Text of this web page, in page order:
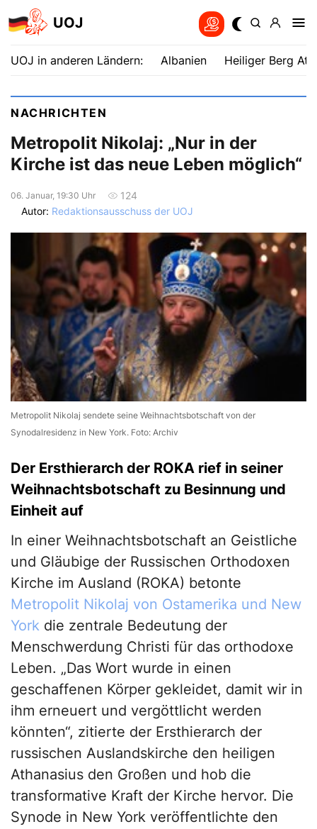
UOJ
UOJ in anderen Ländern: Albanien Heiliger Berg
NACHRICHTEN
Metropolit Nikolaj: „Nur in der
Kirche ist das neue Leben möglich“
06. Januar, 19:30 Uhr
124
Autor: Redaktionsausschuss der UOJ
Metropolit Nikolaj sendete seine Weihnachtsbotschaft von der
Synodalresidenz in New York. Foto: Archiv
Der Ersthierarch der ROKA rief in seiner
Weihnachtsbotschaft zu Besinnung und
Einheit auf
In einer Weihnachtsbotschaft an Geistliche
und Gläubige der Russischen Orthodoxen
Kirche im Ausland (ROKA) betonte
Metropolit Nikolaj von Ostamerika und New
York die zentrale Bedeutung der
Menschwerdung Christi für das orthodoxe
Leben. „Das Wort wurde in einen
geschaffenen Körper gekleidet, damit wir in
ihm erneuert und vergöttlicht werden
könnten“, zitierte der Ersthierarch der
russischen Auslandskirche den heiligen
Athanasius den Großen und hob die
transformative Kraft der Kirche hervor. Die
Synode in New York veröffentlichte den